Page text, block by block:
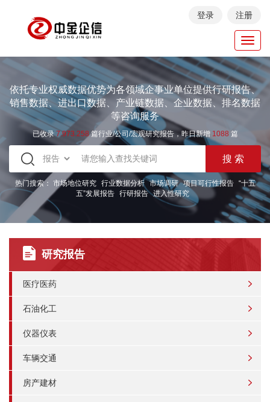
登录 注册
依托专业权威数据优势为各领域企事业单位提供行研报告、
销售数据、进出口数据、产业链数据、企业数据、排名数据
等咨询服务
已收录7.973.258篇行业/公司/宏观研究报告，昨日新增 1088 篇
热门搜索： 市场地位研究 行业数据分析 市场调研 项目可行性报告
“十五
五”发展报告 行研报告 进入性研究
研究报告
医疗医药
石油化工
仪器仪表
车辆交通
房产建材